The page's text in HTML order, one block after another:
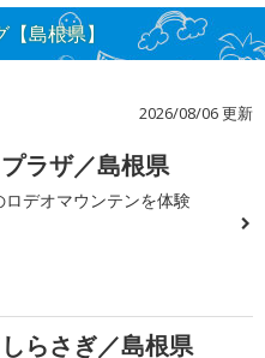
島根県】
2026/08/06 更新
ラザ／島根県
ロデオマウンテンを体験
らさぎ／島根県